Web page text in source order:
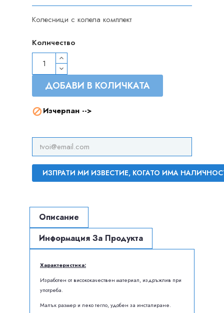
Колесници с колела комплект
Количество
ДОБАВИ В КОЛИЧКАТА
 Изчерпан -->
ИЗПРАТИ МИ ИЗВЕСТИЕ, КОГАТО ИМА
Описание
Информация За Продукта
Характеристика:
Изработен от висококачествен материал, издръжлив при
употреба.
Малък размер и леко тегло, удобен за инсталиране.